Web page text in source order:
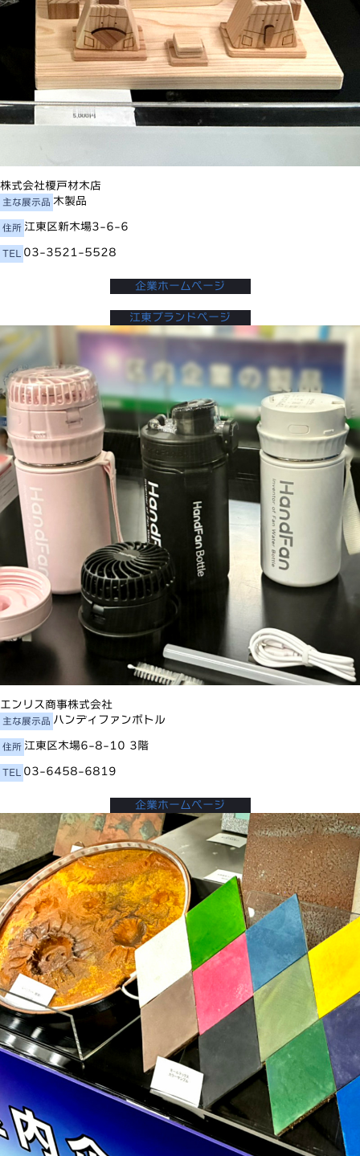
株式会社榎戸材木店
主な展示品 木製品
住所 江東区新木場3-6-6
TEL 03-3521-5528
企業ホームページ
江東ブランドページ
エンリス商事株式会社
主な展示品 ハンディファンボトル
住所 江東区木場6-8-10 3階
TEL 03-6458-6819
企業ホームページ